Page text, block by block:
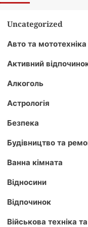
Uncategorized
Авто та мототехніка
Активний
Алкоголь
Астрологія
Безпека
Будівництво та
Ванна кімната
Відносини
Відпочинок
Військова техніка